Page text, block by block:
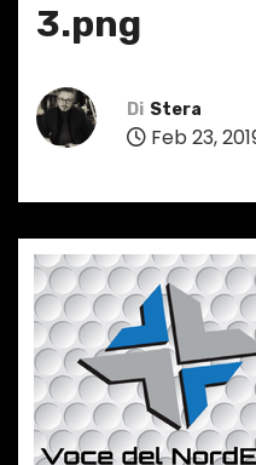
3.png
Di Stera
Feb 23,